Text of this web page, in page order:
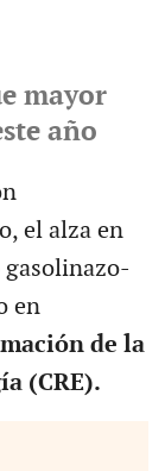
mayor
año
el alza en
en
de la
(CRE).